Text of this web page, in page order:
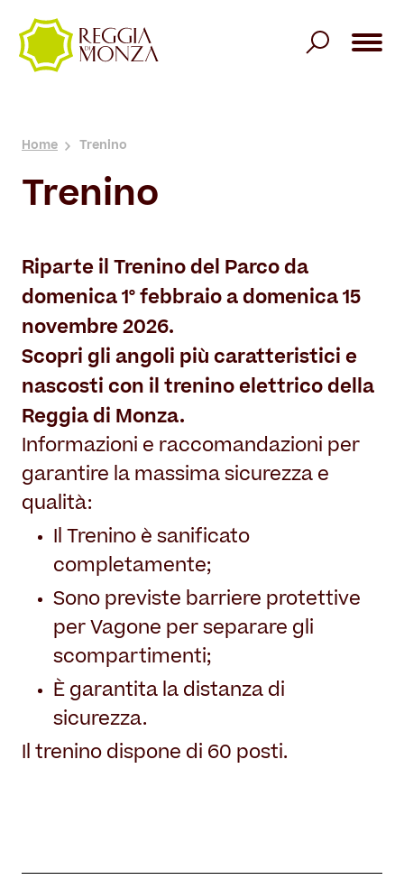
Overview
Storia
Spazi Architettonici
Il Belvedere
Enti ospitati
Il Restauro
Museo per tutti
Giardini Reali
Overview
Storia
Scopri i Giardini Reali
Alberi notevoli
Enti ospitati
Overview
Storia
Natura
Architetture
Land Art
Le Stagioni del Parco
Enti ospitati
Organizza la visita
Informazioni utili
Esperienze da vivere
Itinerari
Dove mangiare
Servizi
Accessibilità
Cosa accade
Ticket Villa
Il Consorzio
Chi siamo
Amministrazione trasparente
Contatti
Masterplan
Organizza il tuo evento
Overview
Matrimoni in Villa Reale
Location film
Villa Reale
Parco
Sving
Home Trenino
Trenino
Riparte il Trenino del Parco da
domenica 1° febbraio a domenica 15
novembre 2026.
Scopri gli angoli più caratteristici e
nascosti con il trenino elettrico della
Reggia di Monza.
Informazioni e raccomandazioni per
garantire la massima sicurezza e
qualità:
Il Trenino è sanificato
completamente;
Sono previste barriere protettive
per Vagone per separare gli
scompartimenti;
È garantita la distanza di
sicurezza.
Il trenino dispone di 60 posti.